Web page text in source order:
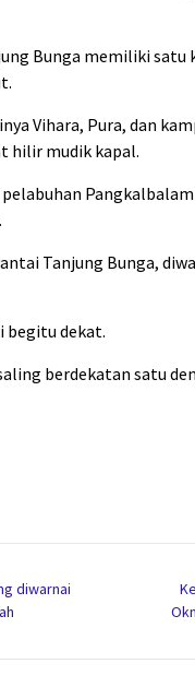
Bunga memiliki satu
Vihara, Pura, dan
hilir mudik kapal.
Tanjung Bunga,
begitu dekat.
berdekatan satu
diwarnai